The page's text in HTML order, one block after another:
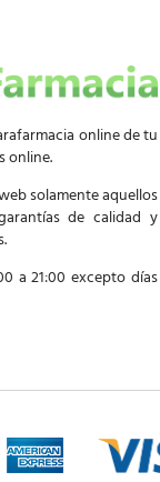
online de tu
online.
solamente aquellos
de calidad y
a 21:00 excepto días